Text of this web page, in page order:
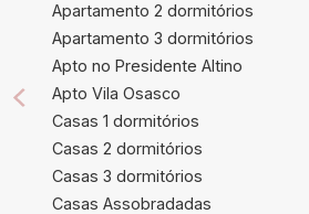
Apartamento 2 dormitórios
Apartamento 3 dormitórios
Apto no Presidente Altino
Apto Vila Osasco
Casas 1 dormitórios
Casas 2 dormitórios
Casas 3 dormitórios
Casas Assobradadas